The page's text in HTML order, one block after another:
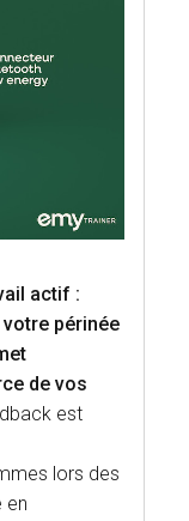
actif :
périnée
de vos
est
lors des
en